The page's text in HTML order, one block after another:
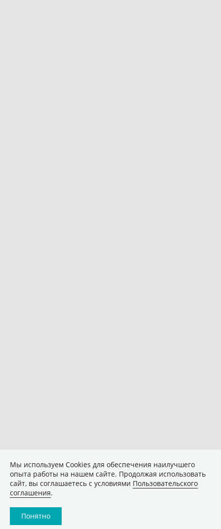
Мы используем Сookies для обеспечения наилучшего
опыта работы на нашем сайте. Продолжая использовать
сайт, вы соглашаетесь с условиями Пользовательского
соглашения.
Понятно